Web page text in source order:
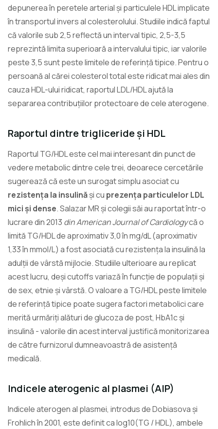
depunerea în peretele arterial și particulele HDL implicate
în transportul invers al colesterolului. Studiile indică faptul
că valorile sub 2,5 reflectă un interval tipic, 2,5-3,5
reprezintă limita superioară a intervalului tipic, iar valorile
peste 3,5 sunt peste limitele de referință tipice. Pentru o
persoană al cărei colesterol total este ridicat mai ales din
cauza HDL-ului ridicat, raportul LDL/HDL ajută la
separarea contribuțiilor protectoare de cele aterogene.
Raportul dintre trigliceride și HDL
Raportul TG/HDL este cel mai interesant din punct de
vedere metabolic dintre cele trei, deoarece cercetările
sugerează că este un surogat simplu asociat cu
rezistența la insulinăși cu prezența particulelor LDL
mici și dense. Salazar MR și colegii săi au raportat într-o
lucrare din 2013 din American Journal of Cardiologycă o
limită TG/HDL de aproximativ 3,0 în mg/dL (aproximativ
1,33 în mmol/L) a fost asociată cu rezistența la insulină la
adulții de vârstă mijlocie. Studiile ulterioare au replicat
acest lucru, deși cutoffs variază în funcție de populații și
de sex, etnie și vârstă. O valoare a TG/HDL peste limitele
de referință tipice poate sugera factori metabolici care
merită urmăriți alături de glucoza de post, HbA1c și
insulină - valorile din acest interval justifică monitorizarea
de către furnizorul dumneavoastră de asistență
medicală.
Indicele aterogenic al plasmei (AIP)
Indicele aterogen al plasmei, introdus de Dobiasova și
Frohlich în 2001, este definit ca log10(TG / HDL), ambele